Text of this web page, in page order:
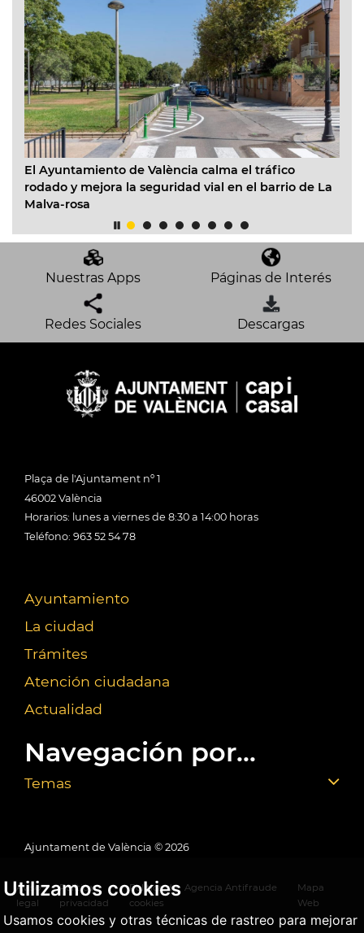
Utilizamos cookies
Usamos cookies y otras técnicas de rastreo para mejorar
de València calma el tráfico
y mejora la seguridad vial en el barrio de La
rosa
facilitar
Nuestras Apps Páginas de Interés
Redes Sociales Descargas
Plaça de l'Ajuntament nº 1
46002 València
Horarios: lunes a viernes de 8:30 a 14:00 horas
Teléfono: 963 52 54 78
Ayuntamiento
La ciudad
Trámites
Atención ciudadana
Actualidad
Navegación por...
Temas
Ajuntament de València © 2026
Aviso
legal
Política
privacidad
Política de
cookies
Agencia Antifraude
Mapa
Web